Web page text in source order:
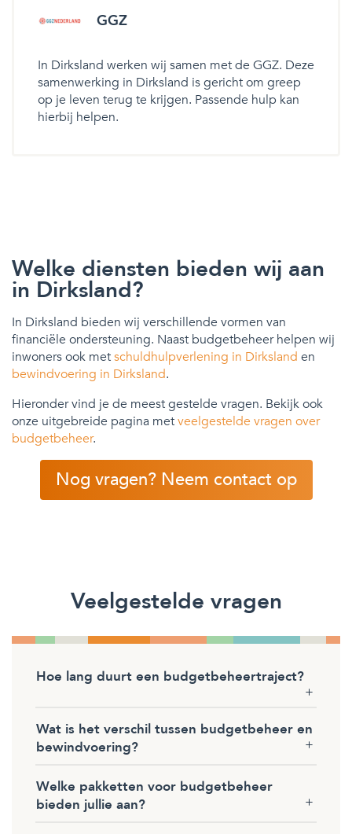
GGZ
In Dirksland werken wij samen met de GGZ. Deze
samenwerking in Dirksland is gericht om greep
op je leven terug te krijgen. Passende hulp kan
hierbij helpen.
Welke diensten bieden wij aan
in Dirksland?
In Dirksland bieden wij verschillende vormen van
financiële ondersteuning. Naast budgetbeheer helpen wij
inwoners ook metschuldhulpverlening in Dirksland en
bewindvoering in Dirksland.
Hieronder vind je de meest gestelde vragen. Bekijk ook
onze uitgebreide pagina metveelgestelde vragen over
budgetbeheer.
Nog vragen? Neem contact op
Veelgestelde vragen
Hoe lang duurt een budgetbeheertraject?
Wat is het verschil tussen budgetbeheer en
bewindvoering?
Welke pakketten voor budgetbeheer
bieden jullie aan?